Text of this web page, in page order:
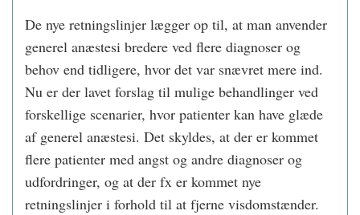
De nye retningslinjer lægger op til, at man anvender
generel anæstesi bredere ved flere diagnoser og
behov end tidligere, hvor det var snævret mere ind.
Nu er der lavet forslag til mulige behandlinger ved
forskellige scenarier, hvor patienter kan have glæde
af generel anæstesi. Det skyldes, at der er kommet
flere patienter med angst og andre diagnoser og
udfordringer, og at der fx er kommet nye
retningslinjer i forhold til at fjerne visdomstænder.